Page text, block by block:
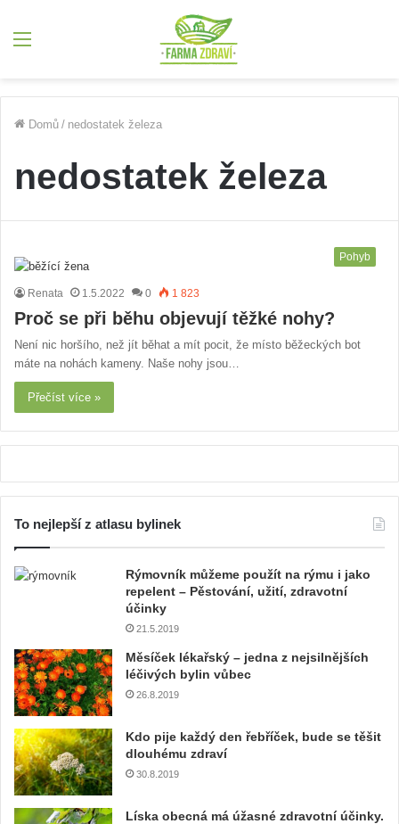
Domů / nedostatek železa
nedostatek železa
Pohyb
Renata 1.5.2022 0 1 823
Proč se při běhu objevují těžké nohy?
Není nic horšího, než jít běhat a mít pocit, že místo běžeckých bot
máte na nohách kameny. Naše nohy jsou…
Přečíst více »
To nejlepší z atlasu bylinek
Rýmovník můžeme použít na rýmu i jako
repelent – Pěstování, užití, zdravotní
účinky
21.5.2019
Měsíček lékařský – jedna z nejsilnějších
léčivých bylin vůbec
26.8.2019
Kdo pije každý den řebříček, bude se těšit
dlouhému zdraví
30.8.2019
Líska obecná má úžasné zdravotní účinky.